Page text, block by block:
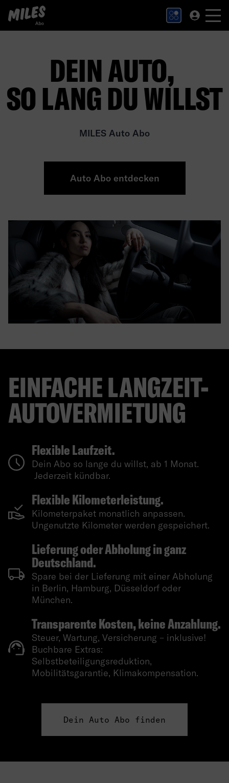
MILES Abo Logo. Zur Startseite.
DEIN AUTO,
SO LANG DU WILLST
MILES Auto Abo
Auto Abo entdecken
EINFACHE LANGZEIT-
AUTOVERMIETUNG
Flexible Laufzeit.
Dein Abo so lange du willst, ab 1 Monat.
Jederzeit kündbar.
Flexible Kilometerleistung.
Kilometerpaket monatlich anpassen.
Ungenutzte Kilometer werden gespeichert.
Lieferung oder Abholung in ganz
Deutschland.
Spare bei der Lieferung mit einer Abholung
in Berlin, Hamburg, Düsseldorf oder
München.
Transparente Kosten, keine Anzahlung.
Steuer, Wartung, Versicherung – inklusive!
Buchbare Extras:
Selbstbeteiligungsreduktion,
Mobilitätsgarantie, Klimakompensation.
Dein Auto Abo finden